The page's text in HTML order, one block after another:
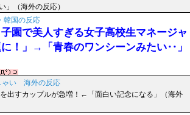
」（海外の反応）
韓国の反応
園で美人すぎる女子高校生マネージャ
！」→「青春のワンシーンみたい‥」
ゃい 海外の反応
出すカップルが急増！←「面白い記念になる」（海外